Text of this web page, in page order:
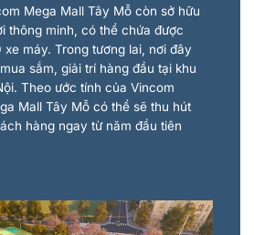
Mega Mall Tây Mỗ còn sở hữu
thông minh, có thể chứa được
máy. Trong tương lai, nơi đây
sắm, giải trí hàng đầu tại khu
Theo ước tính của Vincom
Mall Tây Mỗ có thể sẽ thu hút
hàng ngay từ năm đầu tiên